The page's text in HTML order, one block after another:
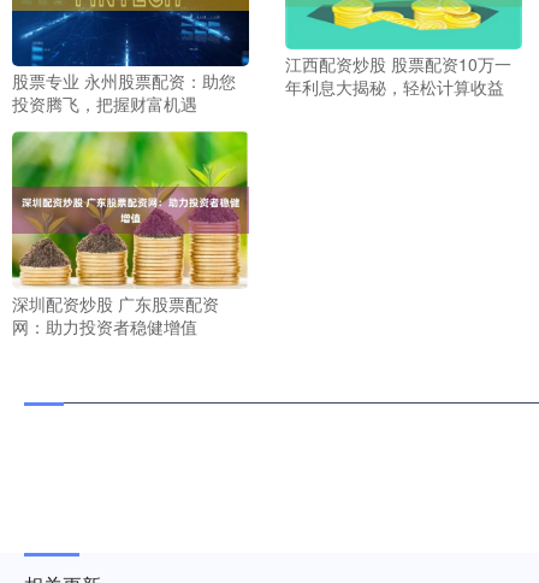
股票专业 永州股票配资：助您
投资腾飞，把握财富机遇
江西配资炒股 股票配资10万一
年利息大揭秘，轻松计算收益
深圳配资炒股 广东股票配资
网：助力投资者稳健增值